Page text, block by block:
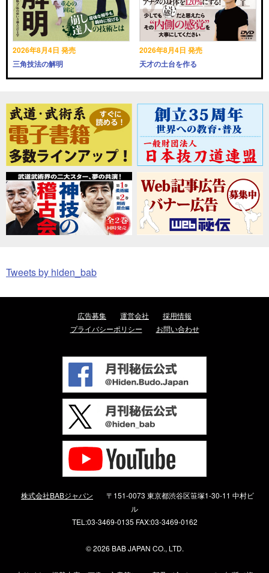
2026年8月4日 発売
三角技法の解明
2026年8月4日 発売
天才の土台を作る
Tweets by hiden_bab
広告募集 運営会社
採用情報
プライバシーポリシー
お問い合わせ
株式会社BABジャパン
〒151-0073 東京都渋谷区笹塚1-30-11 中村ビ
ル
TEL:03-3469-0135 FAX:03-3469-0162
©2026 BAB JAPAN CO., LTD.